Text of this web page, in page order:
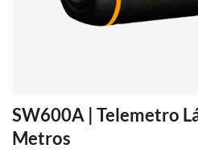
SW600A | Telemetro
Metros